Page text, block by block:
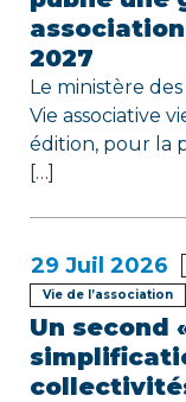
a
r
t
i
c
l
e
2027
Le ministère
Vie associative
édition, pour la
[…]
29 Juil 2026
Vie de l’association
Un second